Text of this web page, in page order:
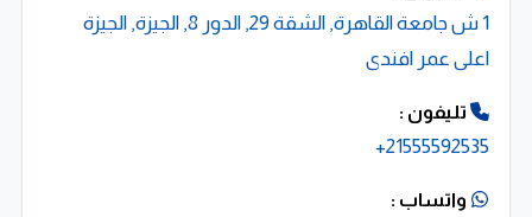
1 ش جامعة القاهرة, الشقة 29, الدور 8, الجيزة, الجيزة
اعلى عمر افندى
تليفون :
21555592535+
واتساب :